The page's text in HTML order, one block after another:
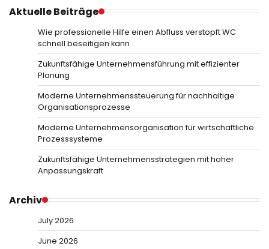
Aktuelle Beiträge
Wie professionelle Hilfe einen Abfluss verstopft WC
schnell beseitigen kann
Zukunftsfähige Unternehmensführung mit effizienter
Planung
Moderne Unternehmenssteuerung für nachhaltige
Organisationsprozesse
Moderne Unternehmensorganisation für wirtschaftliche
Prozesssysteme
Zukunftsfähige Unternehmensstrategien mit hoher
Anpassungskraft
Archiv
July 2026
June 2026